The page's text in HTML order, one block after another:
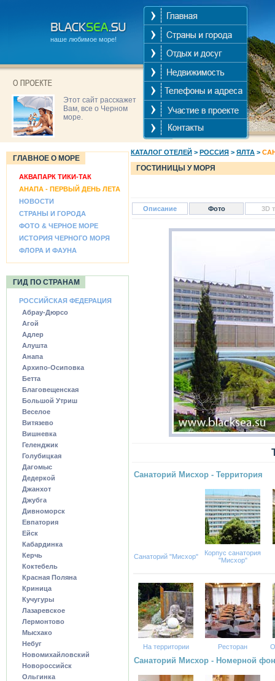
наше любимое море!
Этот сайт расскажет
Вам, все о Черном
море.
ГЛАВНОЕ О МОРЕ
АКВАПАРК ТИКИ-ТАК
АНАПА - ПЕРВЫЙ ДЕНЬ ЛЕТА
НОВОСТИ
СТРАНЫ И ГОРОДА
ФОТО & ЧЕРНОЕ МОРЕ
ИСТОРИЯ ЧЕРНОГО МОРЯ
ФЛОРА И ФАУНА
ГИД ПО СТРАНАМ
РОССИЙСКАЯ ФЕДЕРАЦИЯ
Абрау-Дюрсо
Агой
Адлер
Алушта
Анапа
Архипо-Осиповка
Бетта
Благовещенская
Большой Утриш
Веселое
Витязево
Вишневка
Геленджик
Голубицкая
Дагомыс
Дедеркой
Джанхот
Джубга
Дивноморск
Евпатория
Ейск
Кабардинка
Керчь
Коктебель
Красная Поляна
Криница
Кучугуры
Лазаревское
Лермонтово
Мысхако
Небуг
Новомихайловский
Новороссийск
Ольгинка
КАТАЛОГ ОТЕЛЕЙ > РОССИЯ > ЯЛТА >
ГОСТИНИЦЫ У МОРЯ
Описание Фото 3D
Санаторий Мисхор - Территория
Санаторий "Мисхор"
Корпус санатория
"Мисхор"
На территории Ресторан
Санаторий Мисхор - Номерной